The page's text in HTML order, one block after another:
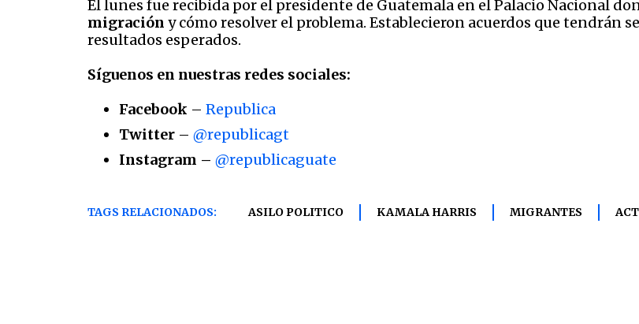
El lunes fue recibida por el presidente de Guatemala en el Palacio Nacional
migración y cómo resolver el problema. Establecieron acuerdos que tendrán
resultados esperados.
Síguenos en nuestras redes sociales:
Facebook – Republica
Twitter – @republicagt
Instagram – @republicaguate
TAGS RELACIONADOS: ASILO POLITICO KAMALA HARRIS MIGRANTES